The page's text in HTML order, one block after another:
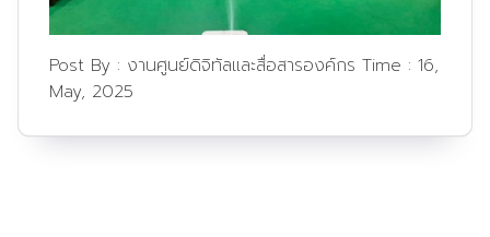
Post By : งานศูนย์ดิจิทัลและสื่อสารองค์กร Time : 16,
May, 2025